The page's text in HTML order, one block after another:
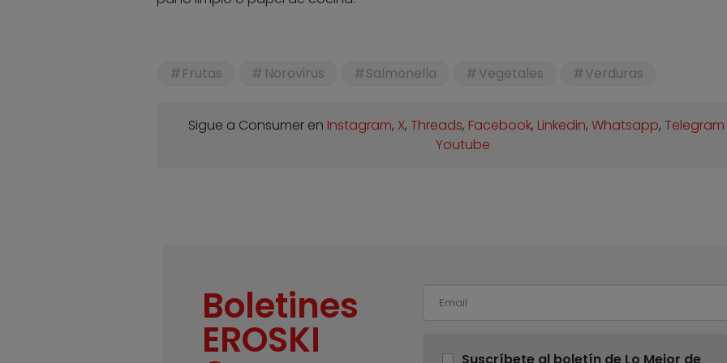
Frutas Norovirus Salmonella Vegetales Verduras
Sigue a Consumer en Instagram, X,Threads, Facebook, Linkedin,Whatsapp,Telegram
Youtube
Boletines
EROSKI